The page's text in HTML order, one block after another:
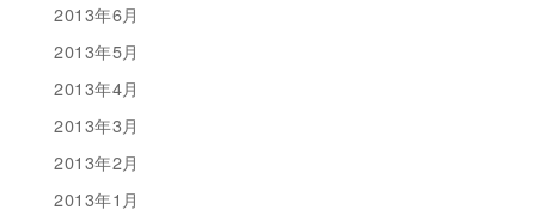
2013年6月
2013年5月
2013年4月
2013年3月
2013年2月
2013年1月